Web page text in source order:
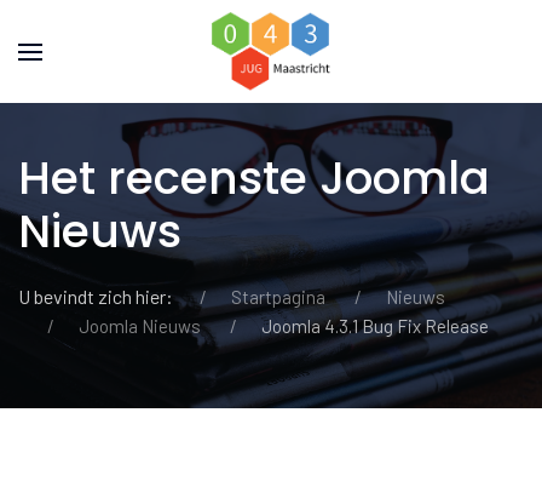
Het recenste Joomla
Nieuws
U bevindt zich hier: Startpagina
Nieuws
Joomla Nieuws
Joomla 4.3.1 Bug Fix Release